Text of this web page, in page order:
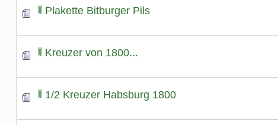
Plakette Bitburger Pils
Kreuzer von 1800...
1/2 Kreuzer Habsburg 1800